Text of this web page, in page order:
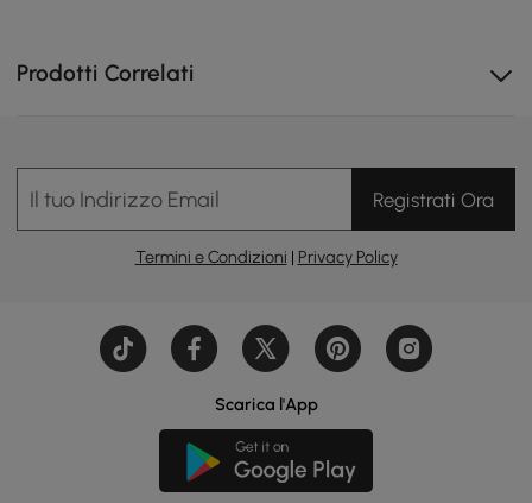
Ricarica versatile: wireless e cablata (Type-C, USB) con
design girevole.
Prodotti Correlati
Il tuo Indirizzo Email Registrati Ora
Termini e Condizioni | Privacy Policy
Scarica l'App